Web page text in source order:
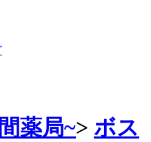
薬局~> ボス